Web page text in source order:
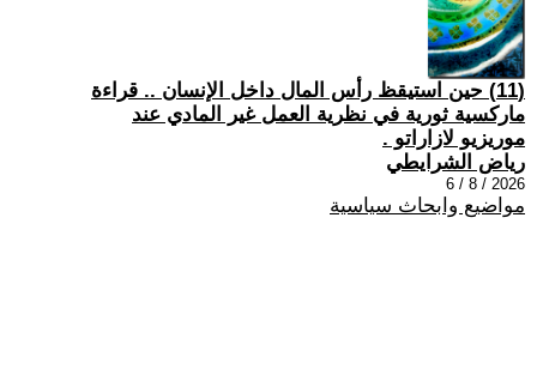
(11) حين استيقظ رأس المال داخل الإنسان .. قراءة
ماركسية ثورية في نظرية العمل غير المادي عند
موريزيو لازاراتو .
رياض الشرايطي
2026 / 8 / 6
مواضيع وابحاث سياسية